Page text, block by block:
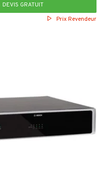
DEVIS GRATUIT
Prix Revendeur